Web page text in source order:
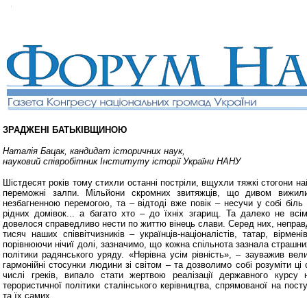
ЗРАДЖЕНІ БАТЬКІВЩИНОЮ
Наталія Бацак, кандидат історичних наук,
науковий співробітник Інституту історії України НАНУ
Шістдесят років тому стихли останні постріли, вщухли тяжкі стогони
переможні залпи. Мільйони скромних звитяжців, що дивом
незбагненною перемогою, та – відтоді вже повік – несучи у собі
рідних домівок... а багато хто – до їхніх згарищ. Та далеко не
довелося справедливо нести по життю вінець слави. Серед них,
тисяч наших співвітчизників – українців-націоналістів, татар,
порівнюючи нічиї долі, зазначимо, що кожна спільнота зазнала
політики радянського уряду. «Нерівна усім рівність», – зауважив
гармонійні стосунки людини зі світом – та дозволимо собі розуміти
числі греків, випало стати жертвою реалізації державного
терористичної політики сталінського керівництва, спрямованої на
та їх самих.